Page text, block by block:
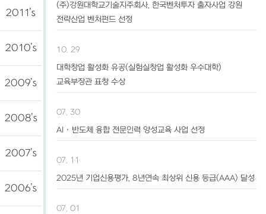
2011’s
2010’s
2009’s
2008’s
2007’s
2006’s
(주)강원대학교기술지주회사, 한국벤처투자 출자사업 강원
전략산업 벤처펀드 선정
10. 29
대학창업 활성화 유공(실험실창업 활성화 우수대학)
교육부장관 표창 수상
07. 30
AI · 반도체 융합 전문인력 양성교육 사업 선정
07. 11
2025년 기업신용평가, 8년연속 최상위 신용 등급(AAA) 달성
07. 01